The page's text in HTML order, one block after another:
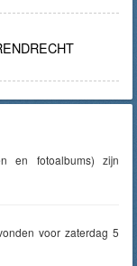
en fotoalbums) zijn
voor zaterdag 5